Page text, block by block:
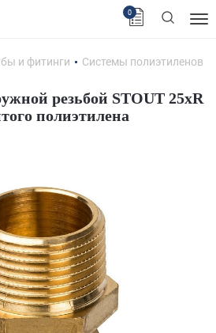
0
и фитинги Системы
резьбой STOUT 25xR
полиэтилена